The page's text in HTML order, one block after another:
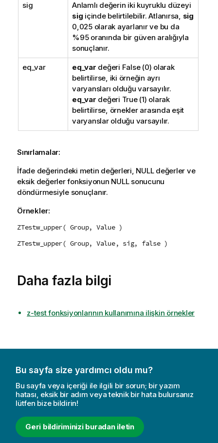
sig
Anlamlı değerin iki kuyruklu düzeyi
sig içinde belirtilebilir. Atlanırsa, sig
0,025 olarak ayarlanır ve bu da
%95 oranında bir güven aralığıyla
sonuçlanır.
eq_var eq_var değeri False(0) olarak
belirtilirse, iki örneğin ayrı
varyansları olduğu varsayılır.
eq_var değeri True(1) olarak
belirtilirse, örnekler arasında eşit
varyanslar olduğu varsayılır.
Sınırlamalar:
İfade değerindeki metin değerleri, NULLdeğerler ve
eksik değerler fonksiyonun NULLsonucunu
döndürmesiyle sonuçlanır.
Örnekler:
ZTestw_upper( Group, Value )
ZTestw_upper( Group, Value, sig, false )
Daha fazla bilgi
z-test fonksiyonlarının kullanımına ilişkin örnekler
Bu sayfa size yardımcı oldu mu?
Bu sayfa veya içeriği ile ilgili bir sorun; bir yazım
hatası, eksik bir adım veya teknik bir hata bulursanız
lütfen bize bildirin!
Geri bildiriminizi buradan iletin